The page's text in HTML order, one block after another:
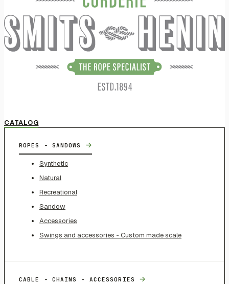
CATALOG
ROPES - SANDOWS →
Synthetic
Natural
Recreational
Sandow
Accessories
Swings and accessories - Custom made scale
CABLE - CHAINS - ACCESSORIES →